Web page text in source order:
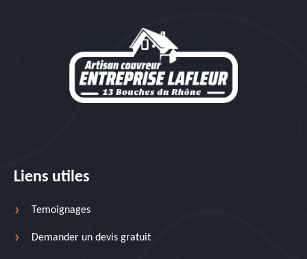
Liens utiles
Temoignages
Demander un devis gratuit